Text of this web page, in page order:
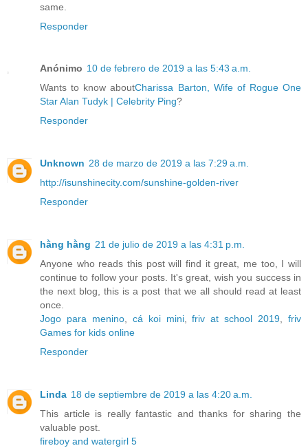
same.
Responder
Anónimo 10 de febrero de 2019 a las 5:43 a.m.
Wants to know aboutCharissa Barton, Wife of Rogue One
Star Alan Tudyk | Celebrity Ping?
Responder
Unknown 28 de marzo de 2019 a las 7:29 a.m.
http://isunshinecity.com/sunshine-golden-river
Responder
hằng hằng 21 de julio de 2019 a las 4:31 p.m.
Anyone who reads this post will find it great, me too, I will
continue to follow your posts. It's great, wish you success in
the next blog, this is a post that we all should read at least
once.
Jogo para menino, cá koi mini,friv at school 2019,friv
Games for kids online
Responder
Linda 18 de septiembre de 2019 a las 4:20 a.m.
This article is really fantastic and thanks for sharing the
valuable post.
fireboy and watergirl 5